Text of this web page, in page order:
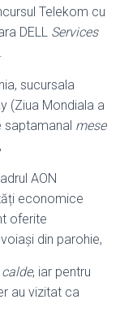
Telekom cu
DELL Services
sucursala
(Ziua Mondiala a
saptamanal mese
AON
economice
oferite
din parohie,
, iar pentru
au vizitat ca